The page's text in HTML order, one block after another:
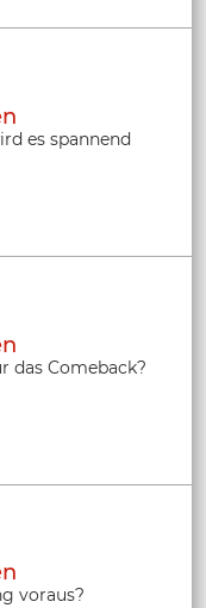
es spannend
das Comeback?
voraus?